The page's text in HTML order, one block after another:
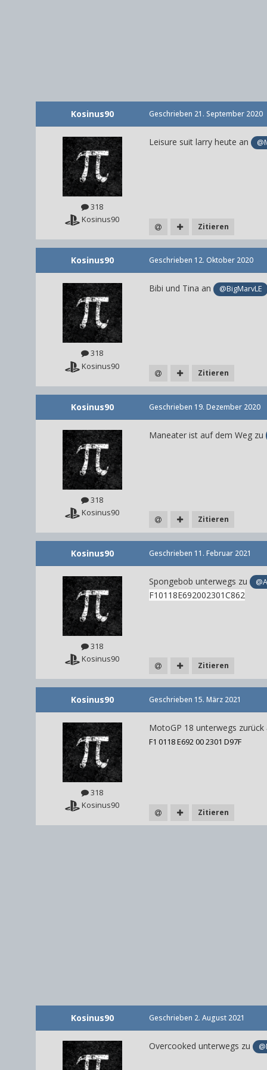
Kosinus90
318
Kosinus90
Geschrieben 21. September 2020
Leisure suit larry heute an
Zitieren
Kosinus90
318
Kosinus90
Geschrieben 12. Oktober 2020
Bibi und Tina an @BigMarvLE
Zitieren
Kosinus90
318
Kosinus90
Geschrieben 19. Dezember 2020
Maneater ist auf dem Weg zu
Zitieren
Kosinus90
318
Kosinus90
Geschrieben 11. Februar 2021
Spongebob unterwegs zu
F10118E692002301C862
Zitieren
Kosinus90
318
Kosinus90
Geschrieben 15. März 2021
MotoGP 18 unterwegs zurück
F1 0118 E692 002301 D97F
Zitieren
Kosinus90 Geschrieben 2. August 2021
Overcooked unterwegs zu